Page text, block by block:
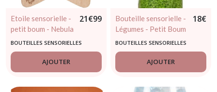
Etoile sensorielle -
petit boum - Nebula
rose
21€99
BOUTEILLES SENSORIELLES
AJOUTER
Bouteille sensorielle -
Légumes - Petit Boum
- dès 3 mois
18€
BOUTEILLES SENSORIELLES
AJOUTER